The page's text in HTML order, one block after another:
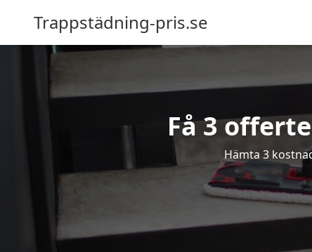
Trappstädning-pris.se
Få 3
Hämta 3